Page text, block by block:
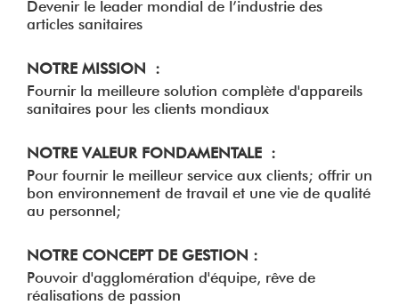
Devenir le leader mondial de l’industrie des
articles sanitaires
NOTRE MISSION :
Fournir la meilleure solution complète d'appareils
sanitaires pour les clients mondiaux
NOTRE VALEUR FONDAMENTALE :
Pour fournir le meilleur service aux clients; offrir un
bon environnement de travail et une vie de qualité
au personnel;
NOTRE CONCEPT DE GESTION :
Pouvoir d'agglomération d'équipe, rêve de
réalisations de passion